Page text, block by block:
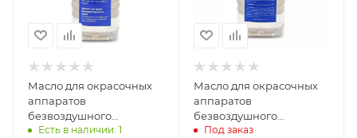
Масло для окрасочных
аппаратов
безвоздушного
распыления TSL 946 мл
Есть в наличии: 1
Масло для окрасочных
аппаратов
безвоздушного
распыления TSL 1л
Под заказ